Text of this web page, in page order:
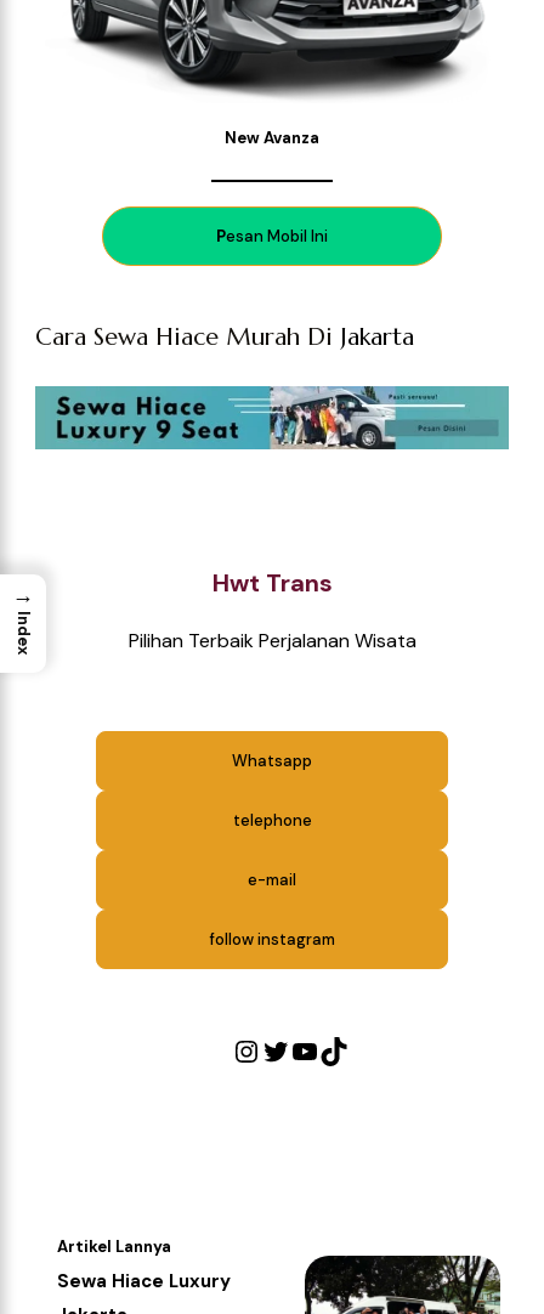
New Avanza
Pesan Mobil Ini
Cara Sewa Hiace Murah Di Jakarta
Hwt Trans
Pilihan Terbaik Perjalanan Wisata
Whatsapp
telephone
e-mail
follow instagram
Artikel Lannya
Sewa Hiace Luxury
→
Index